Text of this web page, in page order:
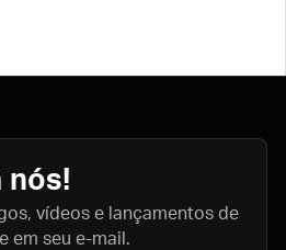
nós!
vídeos e lançamentos de
em seu e-mail.